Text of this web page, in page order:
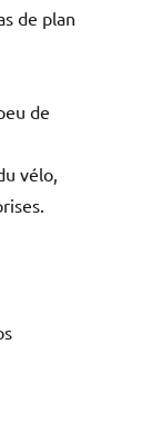
de plan
de
vélo,